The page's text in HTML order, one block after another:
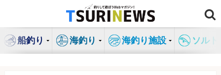
ン
船釣り 海釣り 海釣り施設 ソル